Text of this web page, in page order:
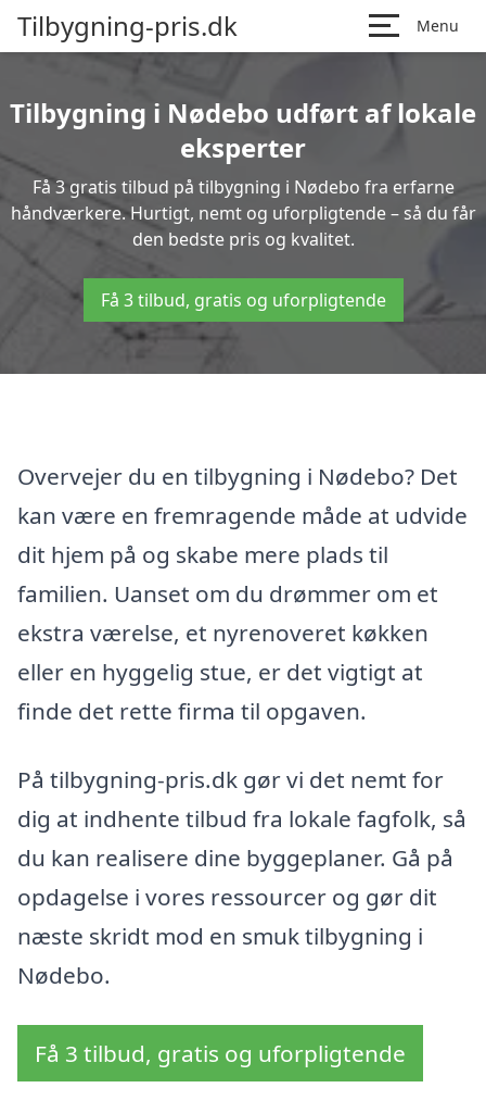
Tilbygning-pris.dk Menu
Tilbygning i Nødebo udført af lokale
eksperter
Få 3 gratis tilbud på tilbygning i Nødebo fra erfarne
håndværkere. Hurtigt, nemt og uforpligtende – så du får
den bedste pris og kvalitet.
Få 3 tilbud, gratis og uforpligtende
Overvejer du en tilbygning i Nødebo? Det
kan være en fremragende måde at udvide
dit hjem på og skabe mere plads til
familien. Uanset om du drømmer om et
ekstra værelse, et nyrenoveret køkken
eller en hyggelig stue, er det vigtigt at
finde det rette firma til opgaven.
På tilbygning-pris.dk gør vi det nemt for
dig at indhente tilbud fra lokale fagfolk, så
du kan realisere dine byggeplaner. Gå på
opdagelse i vores ressourcer og gør dit
næste skridt mod en smuk tilbygning i
Nødebo.
Få 3 tilbud, gratis og uforpligtende